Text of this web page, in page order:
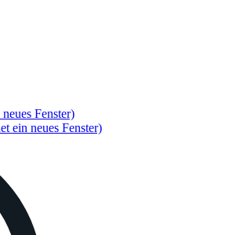
Fenster)
ein neues Fenster)